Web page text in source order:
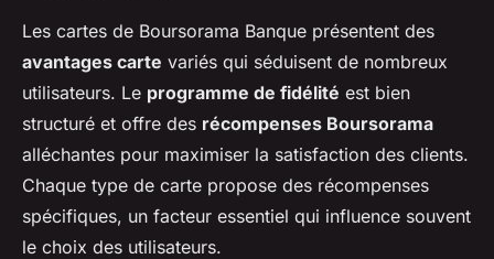
Les cartes de Boursorama Banque présentent des
avantages carte variés qui séduisent de nombreux
utilisateurs. Le programme de fidélité est bien
structuré et offre des récompenses Boursorama
alléchantes pour maximiser la satisfaction des clients.
Chaque type de carte propose des récompenses
spécifiques, un facteur essentiel qui influence souvent
le choix des utilisateurs.